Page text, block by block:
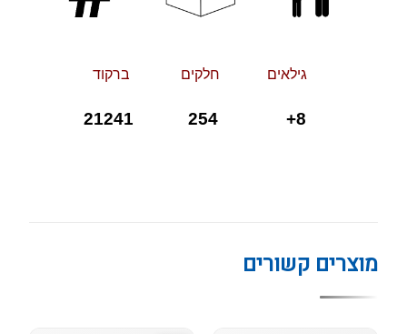
גילאים חלקים ברקוד
8+ 254 21241
מוצרים קשורים